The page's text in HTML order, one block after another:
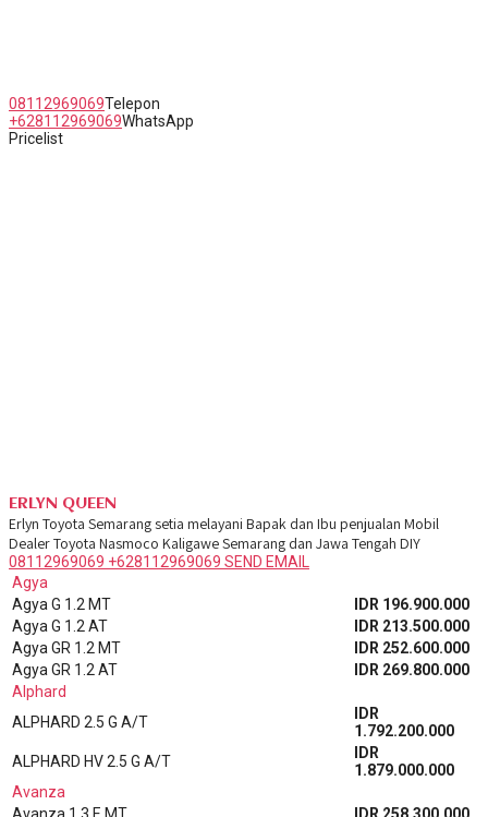
08112969069Telepon
+628112969069WhatsApp
Pricelist
ERLYN QUEEN
Erlyn Toyota Semarang setia melayani Bapak dan Ibu penjualan Mobil
Dealer Toyota Nasmoco Kaligawe Semarang dan Jawa Tengah DIY
08112969069 +628112969069 SEND EMAIL
Agya
Agya G 1.2 MT
IDR 196.900.000
Agya G 1.2 AT
IDR 213.500.000
Agya GR 1.2 MT
IDR 252.600.000
Agya GR 1.2 AT
IDR 269.800.000
Alphard
ALPHARD 2.5 G A/T
IDR
1.792.200.000
ALPHARD HV 2.5 G A/T
IDR
1.879.000.000
Avanza